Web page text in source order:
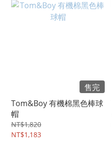
售完
Tom&Boy 有機棉黑色棒球
帽
NT$1,820
NT$1,183